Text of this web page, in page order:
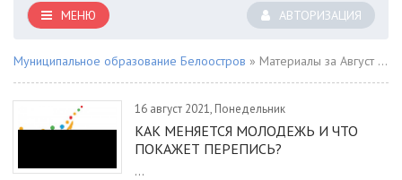
АВТОРИЗАЦИЯ
МЕНЮ
Муниципальное образование Белоостров » Материалы за Август 2021 года » Страница 5
16 август 2021, Понедельник
КАК МЕНЯЕТСЯ МОЛОДЕЖЬ И ЧТО
ПОКАЖЕТ ПЕРЕПИСЬ?
...